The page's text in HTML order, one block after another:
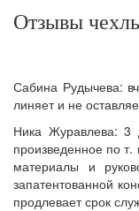
Отзывы
Сабина Рудычева:
линяет и не
Ника Журавлева: 3
произведенное по
материалы и
запатентованной
продлевает срок